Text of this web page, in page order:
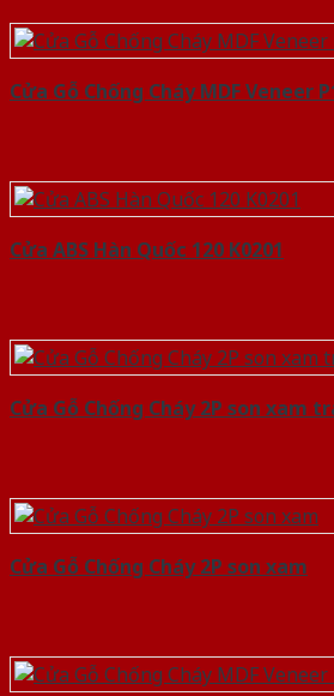
Cửa Gỗ Chống Cháy MDF Veneer
Cửa ABS Hàn Quốc 120 K0201
Cửa Gỗ Chống Cháy 2P son xam
Cửa Gỗ Chống Cháy 2P son xam